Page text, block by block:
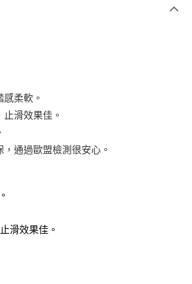
品之後才付款」的支付方式。 讓您購物簡單
需綁卡、不需儲值。
柔軟。
滑效果佳。
通過歐盟檢測很安心。
滑效果佳。